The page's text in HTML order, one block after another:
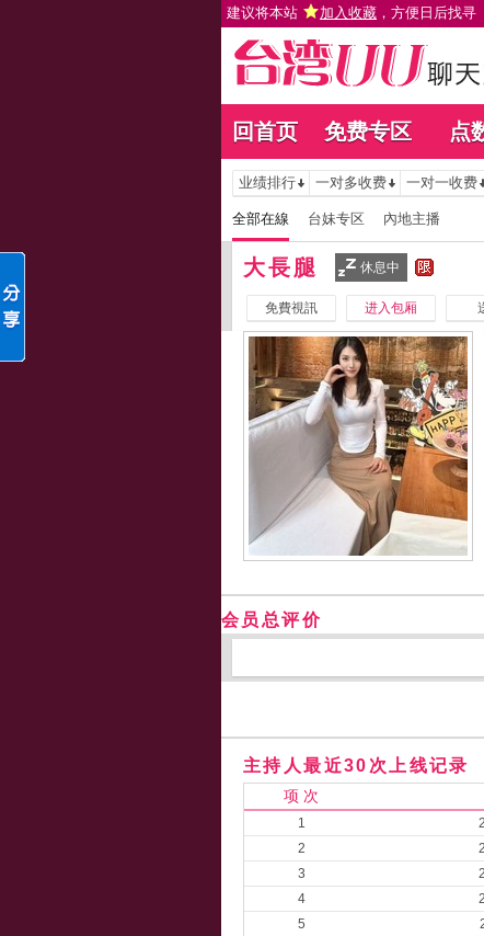
建议将本站 加入收藏 ，方便日后找寻
回首页 免费专区 点
业绩排行 一对多收费 一对一收费
全部在線 台妹专区 內地主播
大長腿 休息中
免費視訊 进入包厢
会员总评价
主持人最近30次上线记录
项 次
1
2
3
4
5